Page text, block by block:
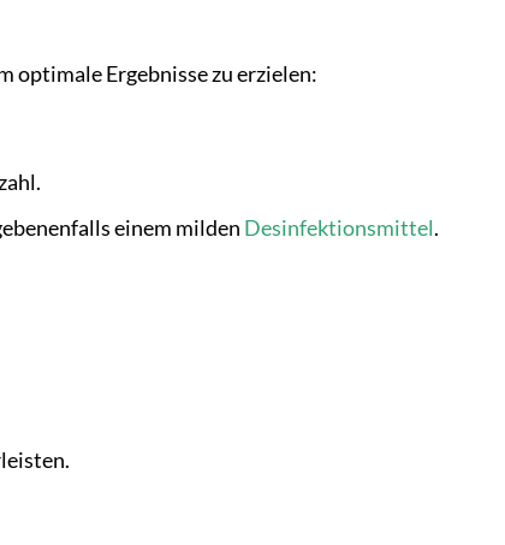
optimale Ergebnisse zu erzielen:
einem milden Desinfektionsmittel.